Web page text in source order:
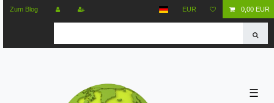
Zum Blog EUR 0,00 EUR
☰